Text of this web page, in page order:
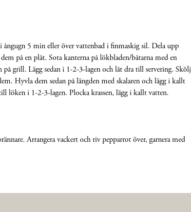
ångugn 5 min eller över vattenbad i finmaskig sil. Dela upp
på en plåt. Sota kanterna på lökbladen/båtarna med en
på grill. Lägg sedan i 1-2-3-lagen och låt dra till servering. Skölj
Hyvla dem sedan på längden med skalaren och lägg i kallt
löken i 1-2-3-lagen. Plocka krassen, lägg i kallt vatten.
Arrangera vackert och riv pepparrot över, garnera med